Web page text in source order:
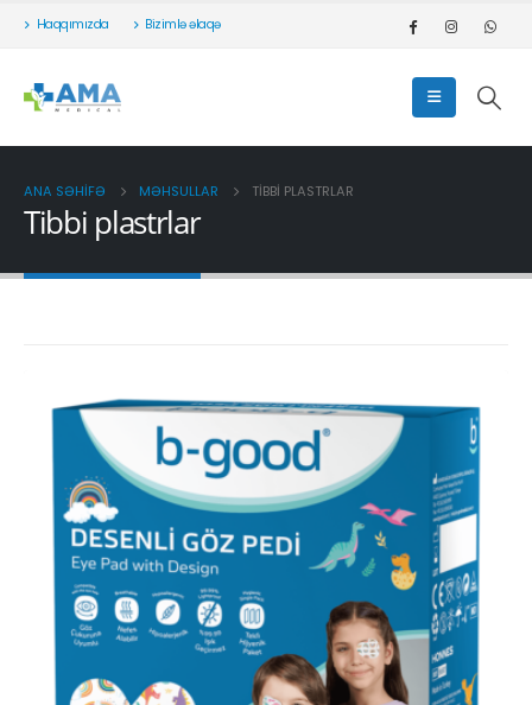
Haqqımızda Bizimlə əlaqə
ANA SƏHIFƏ MƏHSULLAR TIBBI PLASTRLAR
Tibbi plastrlar